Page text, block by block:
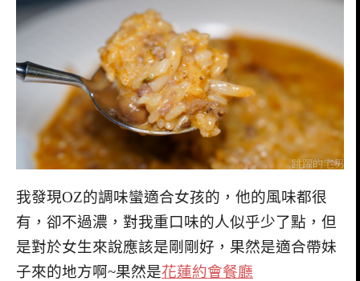
我發現OZ的調味蠻適合女孩的，他的風味都很
有，卻不過濃，對我重口味的人似乎少了點，但
是對於女生來說應該是剛剛好，果然是適合帶妹
子來的地方啊~果然是花蓮約會餐廳